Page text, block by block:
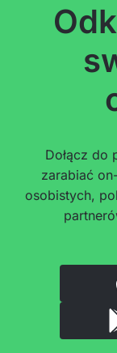
Dołącz do
zarabiać
osobistych,